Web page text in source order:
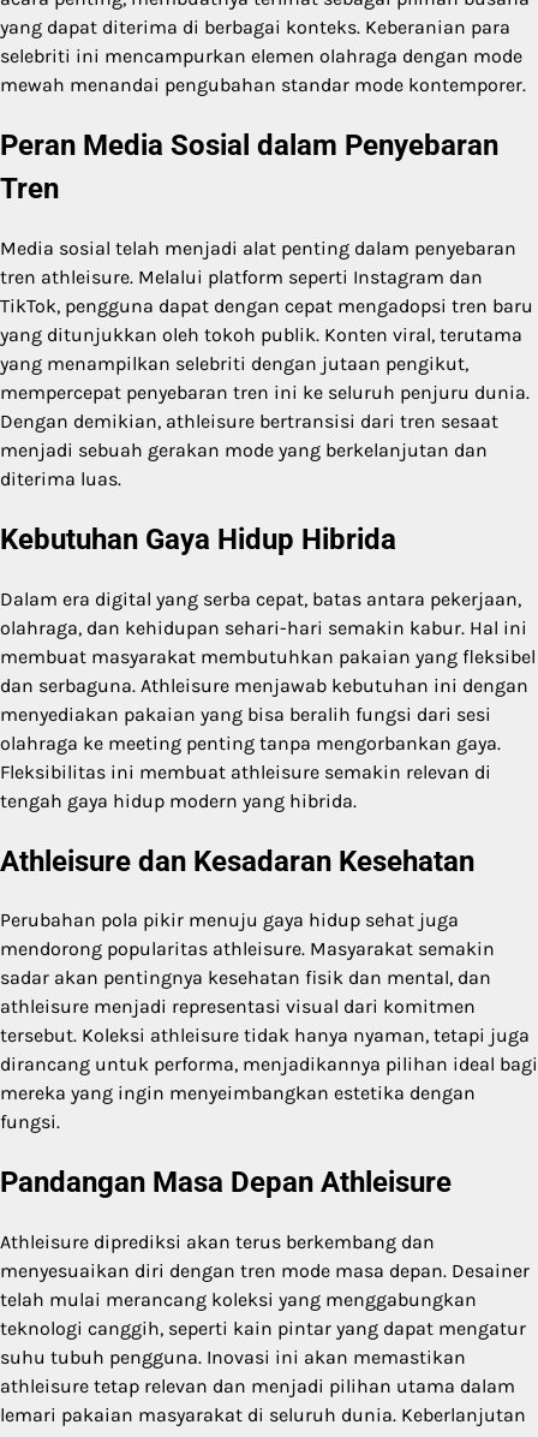
yang dapat diterima di berbagai konteks. Keberanian para
selebriti ini mencampurkan elemen olahraga dengan mode
mewah menandai pengubahan standar mode kontemporer.
Peran Media Sosial dalam Penyebaran
Tren
Media sosial telah menjadi alat penting dalam penyebaran
tren athleisure. Melalui platform seperti Instagram dan
TikTok, pengguna dapat dengan cepat mengadopsi tren baru
yang ditunjukkan oleh tokoh publik. Konten viral, terutama
yang menampilkan selebriti dengan jutaan pengikut,
mempercepat penyebaran tren ini ke seluruh penjuru dunia.
Dengan demikian, athleisure bertransisi dari tren sesaat
menjadi sebuah gerakan mode yang berkelanjutan dan
diterima luas.
Kebutuhan Gaya Hidup Hibrida
Dalam era digital yang serba cepat, batas antara pekerjaan,
olahraga, dan kehidupan sehari-hari semakin kabur. Hal ini
membuat masyarakat membutuhkan pakaian yang fleksibel
dan serbaguna. Athleisure menjawab kebutuhan ini dengan
menyediakan pakaian yang bisa beralih fungsi dari sesi
olahraga ke meeting penting tanpa mengorbankan gaya.
Fleksibilitas ini membuat athleisure semakin relevan di
tengah gaya hidup modern yang hibrida.
Athleisure dan Kesadaran Kesehatan
Perubahan pola pikir menuju gaya hidup sehat juga
mendorong popularitas athleisure. Masyarakat semakin
sadar akan pentingnya kesehatan fisik dan mental, dan
athleisure menjadi representasi visual dari komitmen
tersebut. Koleksi athleisure tidak hanya nyaman, tetapi juga
dirancang untuk performa, menjadikannya pilihan ideal bagi
mereka yang ingin menyeimbangkan estetika dengan
fungsi.
Pandangan Masa Depan Athleisure
Athleisure diprediksi akan terus berkembang dan
menyesuaikan diri dengan tren mode masa depan. Desainer
telah mulai merancang koleksi yang menggabungkan
teknologi canggih, seperti kain pintar yang dapat mengatur
suhu tubuh pengguna. Inovasi ini akan memastikan
athleisure tetap relevan dan menjadi pilihan utama dalam
lemari pakaian masyarakat di seluruh dunia. Keberlanjutan